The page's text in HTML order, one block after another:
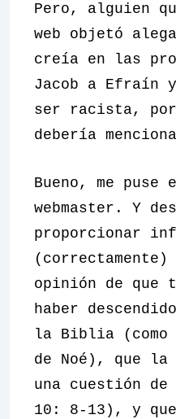
Pero, alguien
web objetó
creía en las
Jacob a Efraín y
ser racista,
debería
Bueno, me
webmaster. Y
proporcionar
opinión de que
haber
la Biblia (como
de Noé), que la
una cuestión de
10: 8-13), y